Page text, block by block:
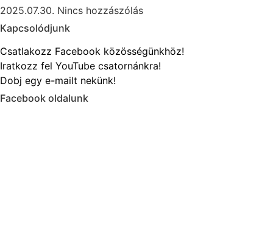
2025.07.30. Nincs hozzászólás
Kapcsolódjunk
Csatlakozz Facebook közösségünkhöz!
Iratkozz fel YouTube csatornánkra!
Dobj egy e-mailt nekünk!
Facebook oldalunk